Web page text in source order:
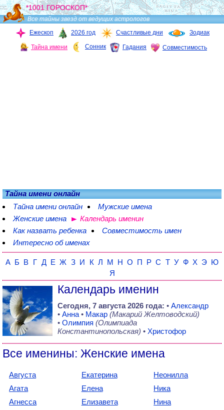
*1001 ГОРОСКОП*
Все тайны звезд от ведущих астрологов
Ежескоп
2026 год Счастливые дни Зодиак
Тайна имени Сонник Гадания Совместимость
Тайна имени онлайн
Тайна имени онлайн
Мужские имена
Женские имена
Календарь именин
Как назвать ребенка
Совместимость имен
Интересно об именах
А Б В Г Д Е Ж З И К Л М Н О П Р С Т У Ф Х Э Ю
Я
Календарь именин
Сегодня, 7 августа 2026 года: • Александр
• Анна • Макар (Макарий Желтоводский)
• Олимпия (Олимпиада
Константинопольская) • Христофор
Все именины: Женские имена
Августа
Агата
Агнесса
Екатерина
Елена
Елизавета
Неонилла
Ника
Нина